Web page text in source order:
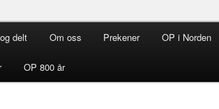
i Norden
delt Om oss Prekener OP i Norden
OP 800 år